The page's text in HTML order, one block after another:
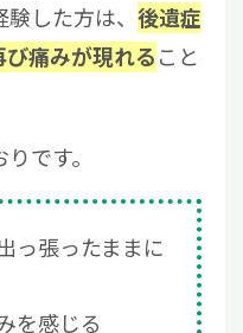
した方は、 後遺症
痛みが現れること
です。
っ張ったままに
を感じる